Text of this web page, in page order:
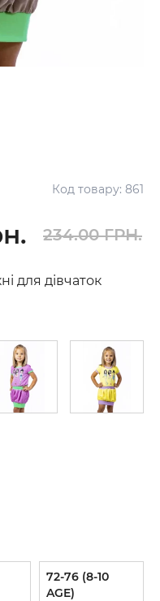
Код товару: 861
234.00 ГРН.
для дівчаток
72-76 (8-10
AGE)